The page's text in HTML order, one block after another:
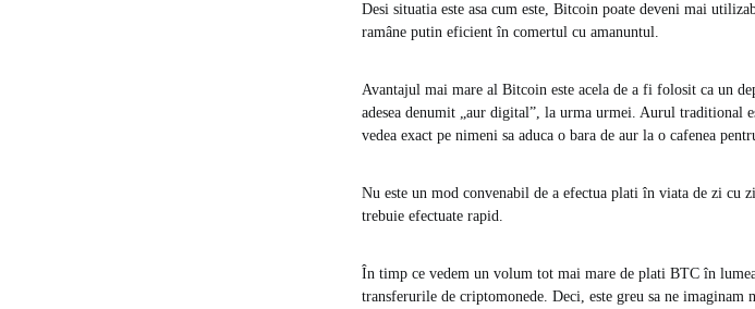
Desi situatia este asa cum este, Bitcoin poate deveni mai
ramâne putin eficient în comertul cu amanuntul.
Avantajul mai mare al Bitcoin este acela de a fi folosit ca un
adesea denumit „aur digital”, la urma urmei. Aurul traditional
vedea exact pe nimeni sa aduca o bara de aur la o cafenea
Nu este un mod convenabil de a efectua plati în viata de zi
trebuie efectuate rapid.
În timp ce vedem un volum tot mai mare de plati BTC în
transferurile de criptomonede. Deci, este greu sa ne imaginam